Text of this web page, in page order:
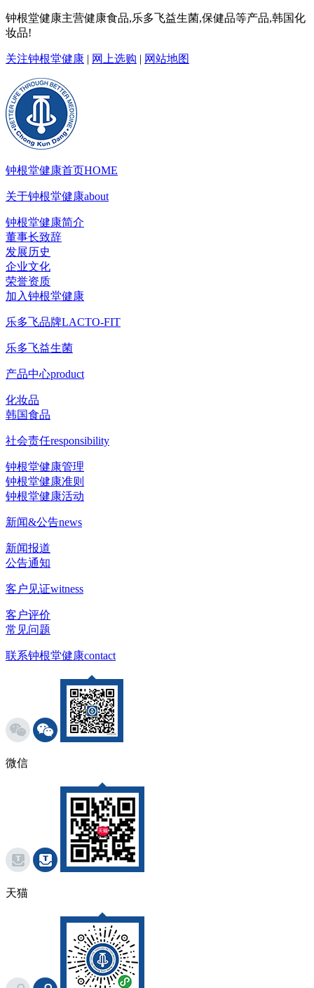
钟根堂健康主营健康食品,乐多飞益生菌,保健品等产品,韩国化
妆品!
关注钟根堂健康 | 网上选购 | 网站地图
钟根堂健康首页HOME
关于钟根堂健康about
钟根堂健康简介
董事长致辞
发展历史
企业文化
荣誉资质
加入钟根堂健康
乐多飞品牌LACTO-FIT
乐多飞益生菌
产品中心product
化妆品
韩国食品
社会责任responsibility
钟根堂健康管理
钟根堂健康准则
钟根堂健康活动
新闻&公告news
新闻报道
公告通知
客户见证witness
客户评价
常见问题
联系钟根堂健康contact
微信
天猫